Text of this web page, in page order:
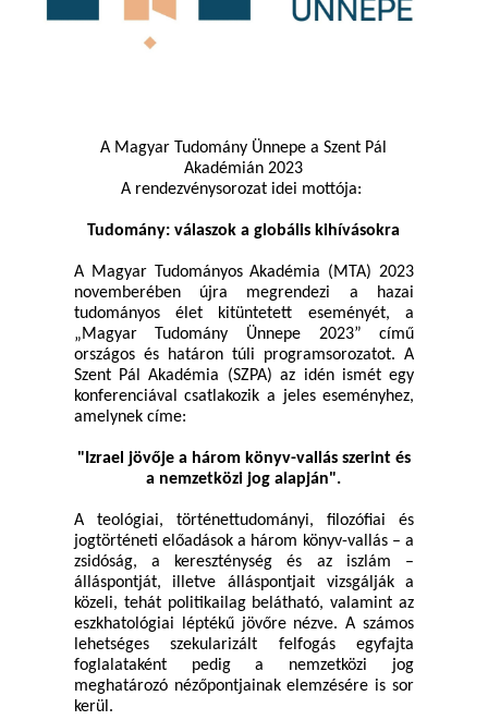
A Magyar Tudomány Ünnepe a Szent Pál
Akadémián 2023
A rendezvénysorozat idei mottója:
Tudomány: válaszok a globális kihívásokra
A Magyar Tudományos Akadémia (MTA) 2023
novemberében újra megrendezi a hazai
tudományos élet kitüntetett eseményét, a
„Magyar Tudomány Ünnepe 2023” című
országos és határon túli programsorozatot. A
Szent Pál Akadémia (SZPA) az idén ismét egy
konferenciával csatlakozik a jeles eseményhez,
amelynek címe:
"Izrael jövője a három könyv-vallás szerint és
a nemzetközi jog alapján".
A teológiai, történettudományi, filozófiai és
jogtörténeti előadások a három könyv-vallás – a
zsidóság, a kereszténység és az iszlám –
álláspontját, illetve álláspontjait vizsgálják a
közeli, tehát politikailag belátható, valamint az
eszkhatológiai léptékű jövőre nézve. A számos
lehetséges szekularizált felfogás egyfajta
foglalataként pedig a nemzetközi jog
meghatározó nézőpontjainak elemzésére is sor
kerül.